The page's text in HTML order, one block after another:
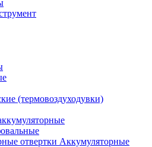
(термовоздуходувки)
Аккумуляторные